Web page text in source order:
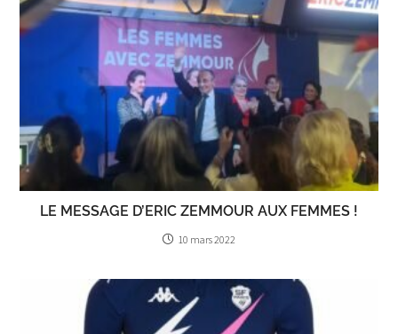
LE MESSAGE D’ERIC ZEMMOUR AUX FEMMES !
10 mars 2022